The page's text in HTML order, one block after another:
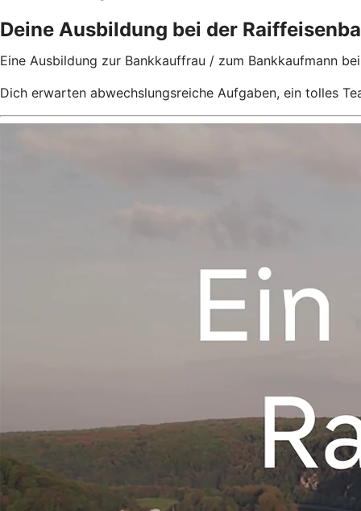
Deine Ausbildung bei der
Eine Ausbildung zur Bankkauffrau / zum Bankkaufmann
Dich erwarten abwechslungsreiche Aufgaben, ein tolles